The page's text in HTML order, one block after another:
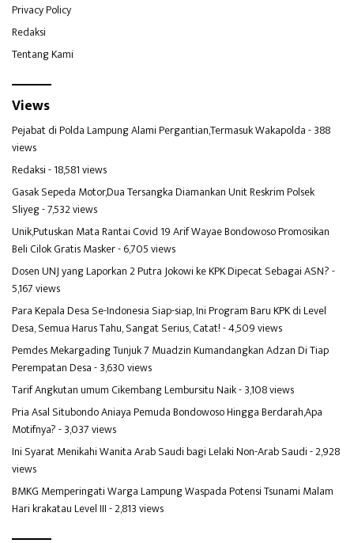
Privacy Policy
Redaksi
Tentang Kami
Views
Pejabat di Polda Lampung Alami Pergantian,Termasuk Wakapolda- 388
views
Redaksi- 18,581 views
Gasak Sepeda Motor,Dua Tersangka Diamankan Unit Reskrim Polsek
Sliyeg- 7,532 views
Unik,Putuskan Mata Rantai Covid 19 Arif Wayae Bondowoso Promosikan
Beli Cilok Gratis Masker- 6,705 views
Dosen UNJ yang Laporkan 2 Putra Jokowi ke KPK Dipecat Sebagai ASN?-
5,167 views
Para Kepala Desa Se-Indonesia Siap-siap, Ini Program Baru KPK di Level
Desa, Semua Harus Tahu, Sangat Serius, Catat!- 4,509 views
Pemdes Mekargading Tunjuk 7 Muadzin Kumandangkan Adzan Di Tiap
Perempatan Desa- 3,630 views
Tarif Angkutan umum Cikembang Lembursitu Naik- 3,108 views
Pria Asal Situbondo Aniaya Pemuda Bondowoso Hingga Berdarah,Apa
Motifnya?- 3,037 views
Ini Syarat Menikahi Wanita Arab Saudi bagi Lelaki Non-Arab Saudi- 2,928
views
BMKG Memperingati Warga Lampung Waspada Potensi Tsunami Malam
Hari krakatau Level III- 2,813 views